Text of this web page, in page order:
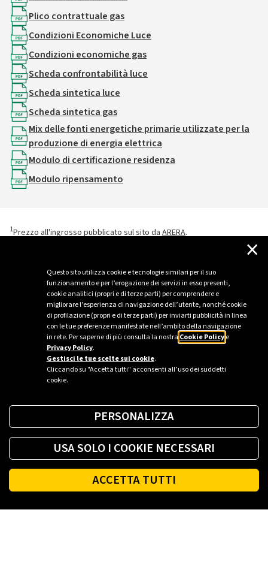
Questo sito utilizza cookie e tecnologie similari per il suo
funzionamento e per l’erogazione dei servizi in esso presenti,
cookie analitici (propri e di terze parti) per comprendere e
migliorare l’esperienza di navigazione dell’utente, nonché cookie
di profilazione (propri e di terze parti) per inviarti pubblicità in linea
con le tue preferenze manifestate nell’ambito della navigazione
in rete. Per saperne di più consulta la nostra Cookie Policye
Privacy Policy.
Gestisci le tue scelte sui cookie.
Cliccando su "Accetta tutti" acconsenti all’uso dei suddetti
cookie.
×
PERSONALIZZA
USA SOLO I COOKIE NECESSARI
ACCETTA TUTTI
Plico contrattuale gas
Condizioni Economiche Luce
Condizioni economiche gas
Scheda confrontabilità luce
Scheda sintetica luce
Scheda sintetica gas
Mix delle fonti energetiche primarie utilizzate per la
produzione di energia elettrica
Modulo di certificazione residenza
Modulo ripensamento
1Prezzo all'ingrosso pubblicato sul sito da ARERA.